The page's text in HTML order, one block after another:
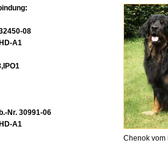
Chenok vom
08
A1
Nr. 30991-06
A1